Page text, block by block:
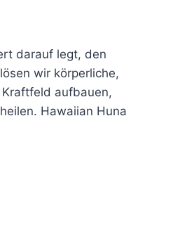
darauf legt, den
wir körperliche,
aufbauen,
Hawaiian Huna